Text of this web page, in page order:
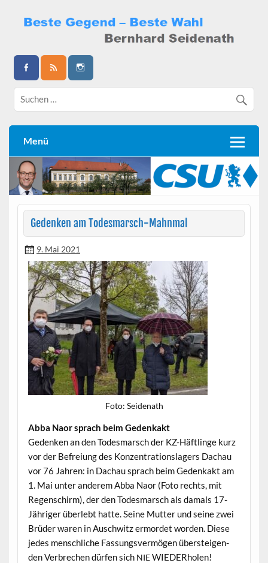
content
Bernhard Seidenath
Menü
Gedenken am Todesmarsch-Mahnmal
9. Mai 2021
Foto: Sei­de­nath
Abba Naor sprach beim Gedenkakt
Gedenken an den Todes­marsch der KZ-Häftlinge kurz
vor der Befreiung des Konzen­tra­tionslagers Dachau
vor 76 Jahren: in Dachau sprach beim Gedenkakt am
1. Mai unter anderem Abba Naor (Foto rechts, mit
Regen­schirm), der den Todes­marsch als damals 17-
Jähriger über­lebt hat­te. Seine Mut­ter und seine zwei
Brüder waren in Auschwitz ermordet wor­den. Diese
jedes men­schliche Fas­sungsver­mö­gen über­steigen­
den Ver­brechen dür­fen sich NIEWIEDERholen!